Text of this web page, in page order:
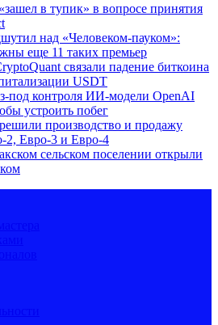
в тупик» в вопросе принятия
над «Человеком-пауком»:
еще 11 таких премьер
связали падение биткоина
USDT
под контроля ИИ-модели OpenAI
устроить побег
производство и продажу
2, Евро-3 и Евро-4
сельском поселении открыли